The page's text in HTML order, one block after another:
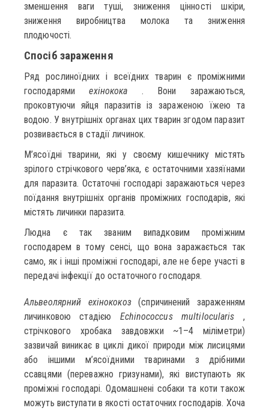
зменшення ваги туші, зниження цінності шкіри,
зниження виробництва молока та зниження
плодючості.
Спосіб зараження
Ряд рослиноїдних і всеїдних тварин є проміжними
господарямиехінокока . Вони заражаються,
проковтуючи яйця паразитів із зараженою їжею та
водою. У внутрішніх органах цих тварин згодом паразит
розвивається в стадії личинок.
М’ясоїдні тварини, які у своєму кишечнику містять
зрілого стрічкового черв’яка, є остаточними хазяїнами
для паразита. Остаточні господарі заражаються через
поїдання внутрішніх органів проміжних господарів, які
містять личинки паразита.
Людна є так званим випадковим проміжним
господарем в тому сенсі, що вона заражається так
само, як і інші проміжні господарі, але не бере участі в
передачі інфекції до остаточного господаря.
Альвеолярний ехінококоз(спричинений зараженням
личинковою стадією Echinococcus multilocularis ,
стрічкового хробака завдовжки ~1–4 міліметри)
зазвичай виникає в циклі дикої природи між лисицями
або іншими м’ясоїдними тваринами з дрібними
ссавцями (переважно гризунами), які виступають як
проміжні господарі. Одомашнені собаки та коти також
можуть виступати в якості остаточних господарів. Хоча